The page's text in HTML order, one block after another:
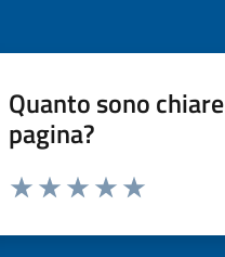
Quanto sono
pagina?
Valuta da 1 a 5 stelle la pagina